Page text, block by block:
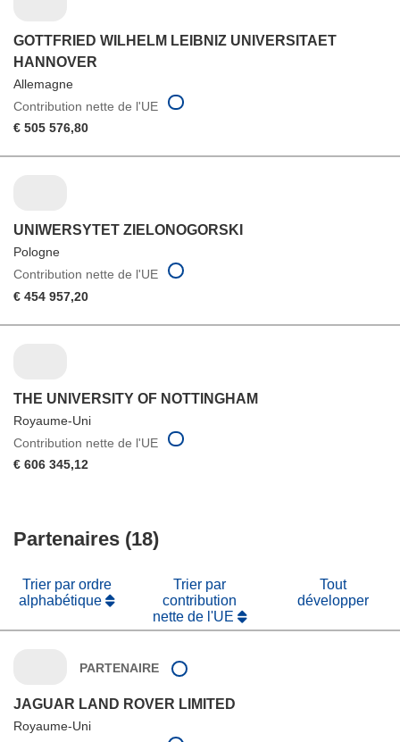
GOTTFRIED WILHELM LEIBNIZ UNIVERSITAET
HANNOVER
Allemagne
Contribution nette de l'UE
€ 505 576,80
UNIWERSYTET ZIELONOGORSKI
Pologne
Contribution nette de l'UE
€ 454 957,20
THE UNIVERSITY OF NOTTINGHAM
Royaume-Uni
Contribution nette de l'UE
€ 606 345,12
Partenaires (18)
Trier par ordre
alphabétique
Trier par
contribution
nette de l'UE
Tout
développer
PARTENAIRE
JAGUAR LAND ROVER LIMITED
Royaume-Uni